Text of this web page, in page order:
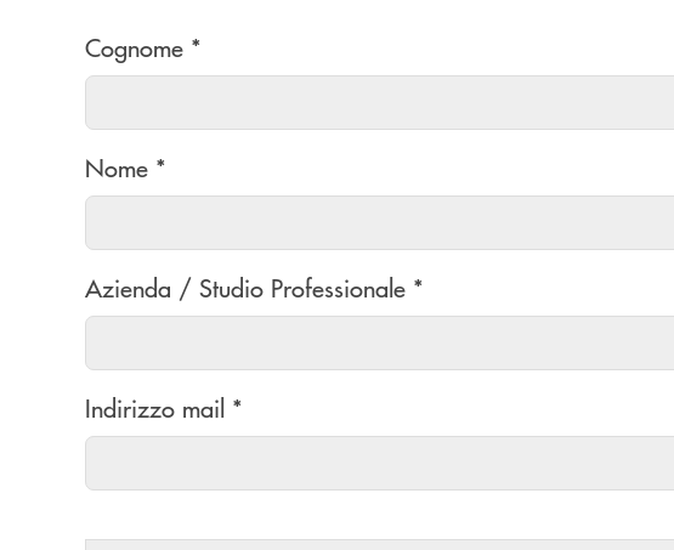
Cognome *
Nome *
Azienda / Studio Professionale *
Indirizzo mail *